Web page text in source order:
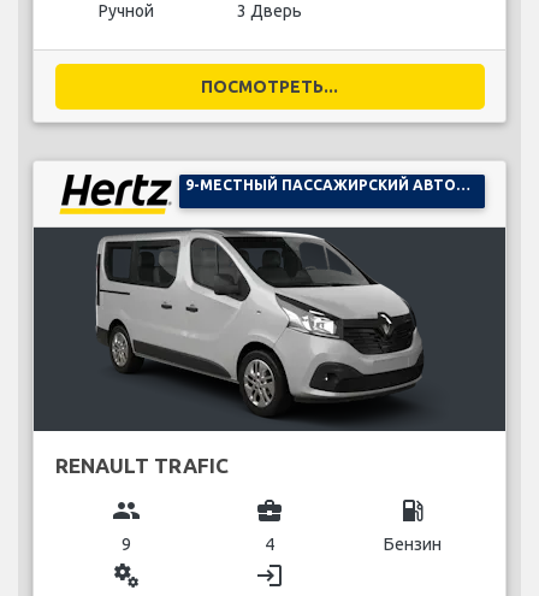
Ручной 3 Дверь
ПОСМОТРЕТЬ...
RENAULT TRAFIC
group
9
business_center
4
local_gas_station
Бензин
miscellaneous_services login